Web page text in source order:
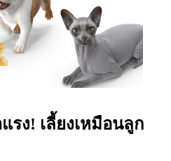
รง! เลี้ยงเหมือนลูก